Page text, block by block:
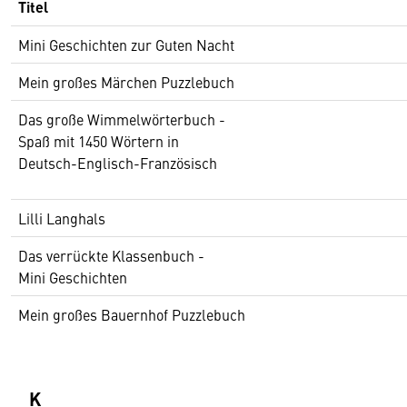
Titel
Mini Geschichten zur Guten Nacht
Mein großes Märchen Puzzlebuch
Das große Wimmelwörterbuch -
Spaß mit 1450 Wörtern in
Deutsch-Englisch-Französisch
Lilli Langhals
Das verrückte Klassenbuch -
Mini Geschichten
Mein großes Bauernhof Puzzlebuch
K